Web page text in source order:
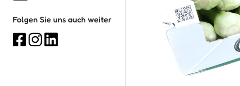
Folgen Sie uns auch weiter